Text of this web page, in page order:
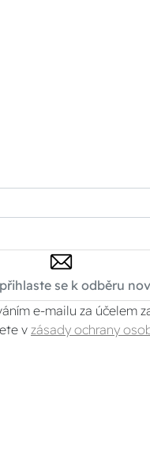
e-mailu za účelem
v zásady ochrany